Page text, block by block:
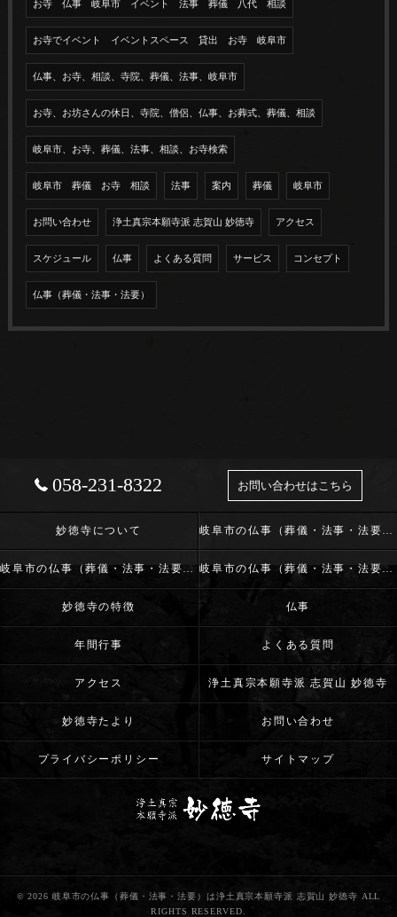
お寺 仏事 岐阜市 イベント 法事 葬儀 八代 相談
お寺でイベント イベントスペース 貸出 お寺 岐阜市
仏事、お寺、相談、寺院、葬儀、法事、岐阜市
お寺、お坊さんの休日、寺院、僧侶、仏事、お葬式、葬儀、相談
岐阜市、お寺、葬儀、法事、相談、お寺検索
岐阜市 葬儀 お寺 相談 法事 案内 葬儀 岐阜市
お問い合わせ 浄土真宗本願寺派 志賀山 妙徳寺 アクセス
スケジュール 仏事 よくある質問 サービス コンセプト
仏事（葬儀・法事・法要）
058-231-8322 お問い合わせはこちら
妙徳寺について 岐阜市の仏事（葬儀・法事・法要）･浄土真宗本願寺派 志賀山 妙徳寺の口コミ情報
岐阜市の仏事（葬儀・法事・法要）･浄土真宗本願寺派 志賀山 妙徳寺の評判 岐阜市の仏事（葬儀・法事・法要）･浄土真宗本願寺派 志賀山 妙徳寺のお客様の声
妙徳寺の特徴 仏事
年間行事 よくある質問
アクセス 浄土真宗本願寺派 志賀山 妙徳寺
妙徳寺たより お問い合わせ
プライバシーポリシー サイトマップ
© 2026 岐阜市の仏事（葬儀・法事・法要）は浄土真宗本願寺派 志賀山 妙徳寺 ALL
RIGHTS RESERVED.